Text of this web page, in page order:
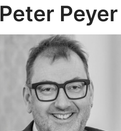
Peter Peyer